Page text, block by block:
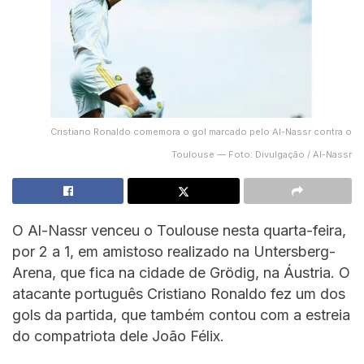
Cristiano Ronaldo comemora o gol marcado pelo Al-Nassr contra o
Toulouse — Foto: Divulgação / Al-Nassr
O Al-Nassr venceu o Toulouse nesta quarta-feira,
por 2 a 1, em amistoso realizado na Untersberg-
Arena, que fica na cidade de Grödig, na Áustria. O
atacante português Cristiano Ronaldo fez um dos
gols da partida, que também contou com a estreia
do compatriota dele João Félix.